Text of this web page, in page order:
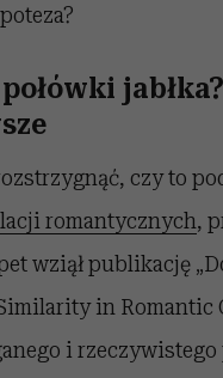
czy to
romantycznych,
wziął publikację
in Romantic
i